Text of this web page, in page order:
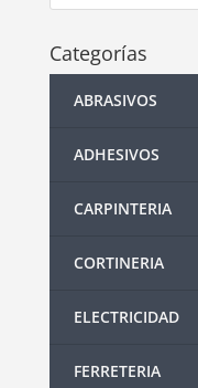
Categorías
ABRASIVOS
ADHESIVOS
CARPINTERIA
CORTINERIA
ELECTRICIDAD
FERRETERIA